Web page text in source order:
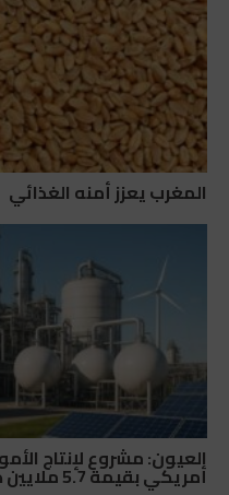
المغرب يعزز أمنه الغذائي
العيون: مشروع لإنتاج
أمريكي بقيمة 5.7 ملايين دولار